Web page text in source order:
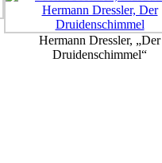
Hermann Dressler, „Der
Druidenschimmel“